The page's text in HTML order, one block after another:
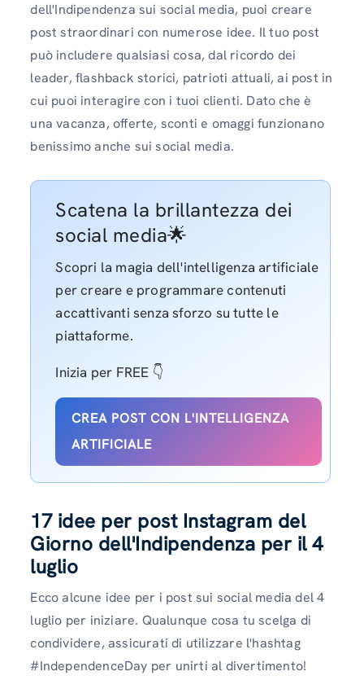
dell'Indipendenza sui social media, puoi creare
post straordinari con numerose idee. Il tuo post
può includere qualsiasi cosa, dal ricordo dei
leader, flashback storici, patrioti attuali, ai post in
cui puoi interagire con i tuoi clienti. Dato che è
una vacanza, offerte, sconti e omaggi funzionano
benissimo anche sui social media.
Scatena la brillantezza dei
social media🌟
Scopri la magia dell'intelligenza artificiale
per creare e programmare contenuti
accattivanti senza sforzo su tutte le
piattaforme.
Inizia per FREE 👇
CREA POST CON L'INTELLIGENZA
ARTIFICIALE
17 idee per post Instagram del
Giorno dell'Indipendenza per il 4
luglio
Ecco alcune idee per i post sui social media del 4
luglio per iniziare. Qualunque cosa tu scelga di
condividere, assicurati di utilizzare l'hashtag
#IndependenceDay per unirti al divertimento!